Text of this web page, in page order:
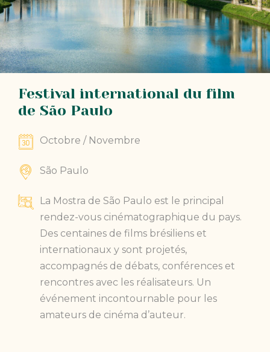
Festival international du film
de São Paulo
Octobre / Novembre
São Paulo
La Mostra de São Paulo est le principal
rendez-vous cinématographique du pays.
Des centaines de films brésiliens et
internationaux y sont projetés,
accompagnés de débats, conférences et
rencontres avec les réalisateurs. Un
événement incontournable pour les
amateurs de cinéma d’auteur.